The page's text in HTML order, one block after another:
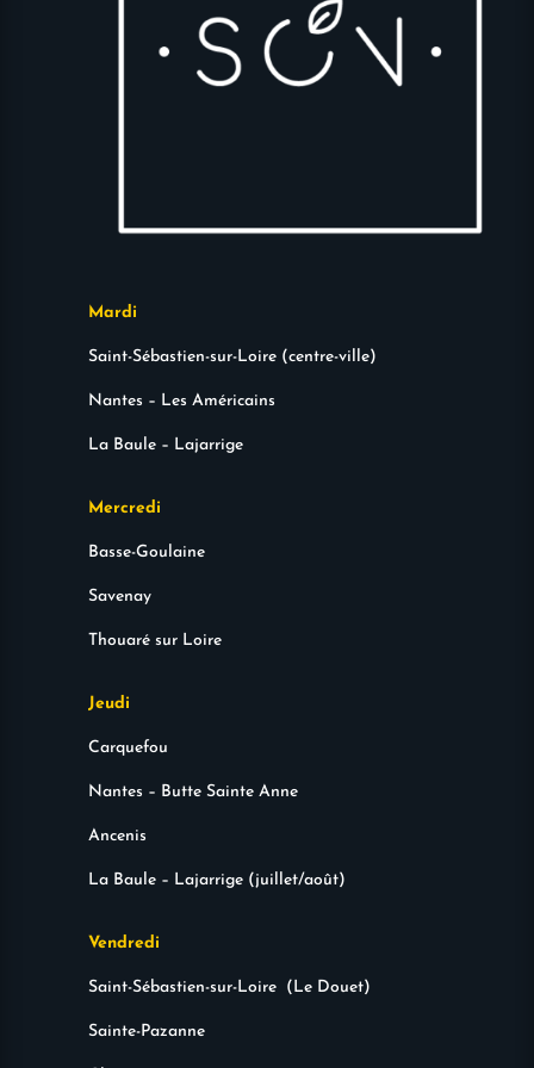
Mardi
Saint-Sébastien-sur-Loire (centre-ville)
Nantes – Les Américains
La Baule – Lajarrige
Mercredi
Basse-Goulaine
Savenay
Thouaré sur Loire
Jeudi
Carquefou
Nantes – Butte Sainte Anne
Ancenis
La Baule – Lajarrige (juillet/août)
Vendredi
Saint-Sébastien-sur-Loire (Le Douet)
Sainte-Pazanne